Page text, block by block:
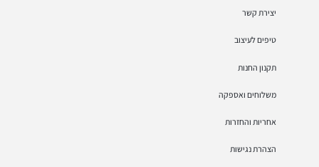
יצירת קשר
טיפים לעיצוב
תקנון החנות
משלוחים ואספקה
אחריות והחזרות
הצהרת נגישות